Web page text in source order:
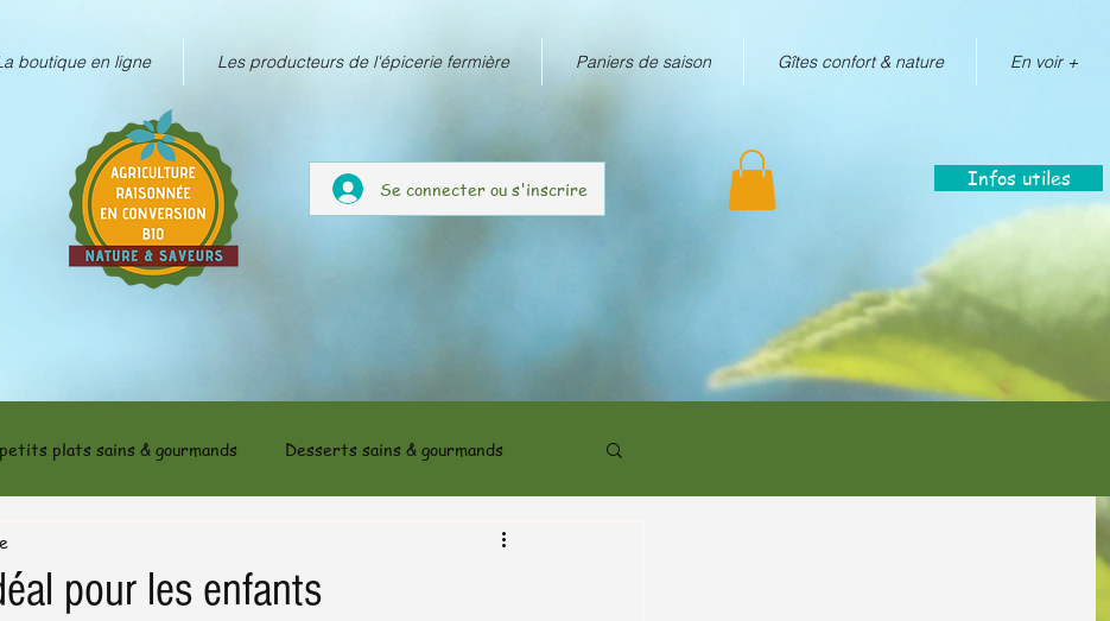
boutique en ligne Les producteurs de l'épicerie fermière Paniers de saison Gîtes confort & nature En voir +
Se connecter ou s'inscrire Infos utiles
plats sains & gourmands Desserts sains & gourmands
pour les enfants